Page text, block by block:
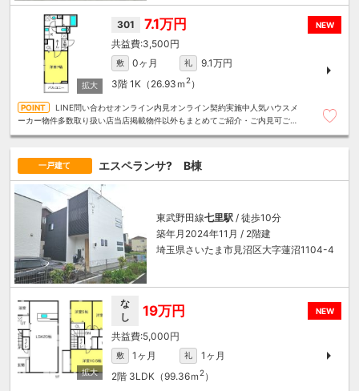
NEW
301 7.1万円
3,500円
敷 0ヶ月 礼
9.1万円
3階 1K（26.93ｍ 2）
LINE問い合わせオンライン内見オンライン契約実施中人気ハウスメ
ーカー物件多数取り扱い店当店掲載物件以外もまとめてご紹介・ご内見可ご予
一戸建て エスペランサ? B棟
東武野田線七里駅 / 徒歩10分
築年月2024年11月 / 2階建
埼玉県さいたま市見沼区大字蓮沼1104-4
NEW
な
し
19万円
5,000円
敷 1ヶ月 礼
1ヶ月
2階 3LDK（99.36ｍ 2）